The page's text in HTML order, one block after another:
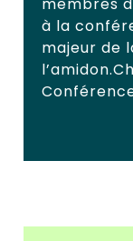
membres
à la
majeur de